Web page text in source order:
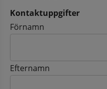
Kontaktuppgifter
Kontaktuppgifter
Förnamn
Efternamn